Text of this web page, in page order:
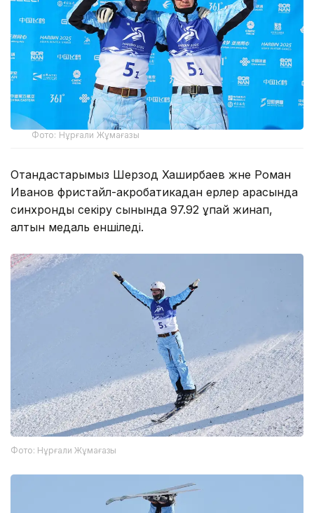
Фото: Нұрғали Жұмағазы
Отандастарымыз Шерзод Хаширбаев және Роман
Иванов фристайл-акробатикадан ерлер арасында
синхронды секіру сынында 97.92 ұпай жинап,
алтын медаль еншіледі.
Фото: Нұрғали Жұмағазы